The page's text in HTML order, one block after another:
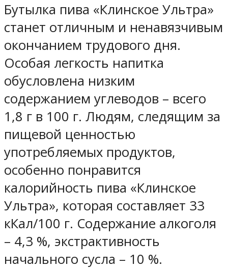
Бутылка пива «Клинское Ультра»
станет отличным и ненавязчивым
окончанием трудового дня.
Особая легкость напитка
обусловлена низким
содержанием углеводов – всего
1,8 г в 100 г. Людям, следящим за
пищевой ценностью
употребляемых продуктов,
особенно понравится
калорийность пива «Клинское
Ультра», которая составляет 33
кКал/100 г. Содержание алкоголя
– 4,3 %, экстрактивность
начального сусла – 10 %.